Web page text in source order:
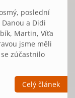
poslední
a Didi
Martin, Víťa
jsme měli
zúčastnilo
Celý článek